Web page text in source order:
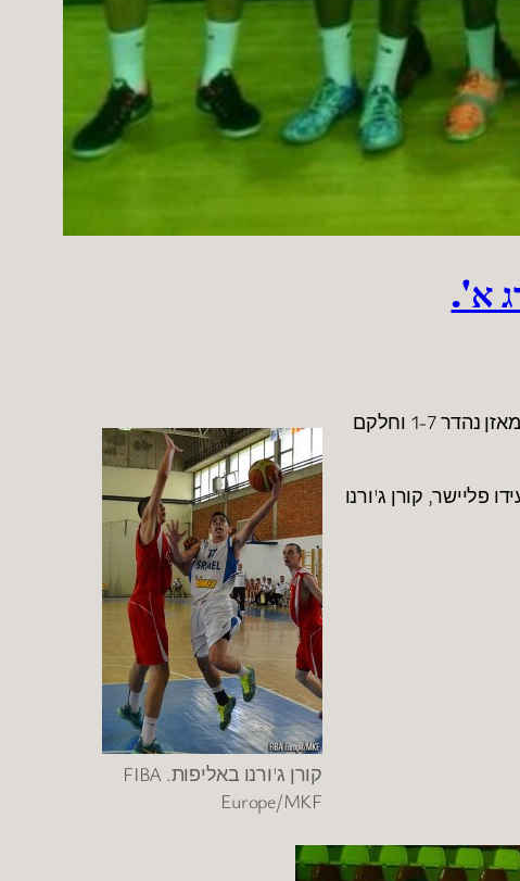
א'.
קורן ג'ורנו באליפות. FIBA
Europe/MKF
נבחרת הקדטים הפסידה בגמר אליפות אירופה דרג ב' 76-73 למונטנגרו ותקבל את מדליית הכסף. הקדטים סיימו במאזן נהדר 1-7 וחלקם
בריסקר 14, טום ספיר 13, עומר כהן 10, מירון רוינה 8, נרי הריסון ויובל זוסמן 7 כ"א, גיל בני 4, עידו פליישר, קורן ג'ורנו